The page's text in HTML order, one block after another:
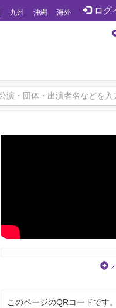
ログ
九州 沖縄 海外
このページのQRコードです。